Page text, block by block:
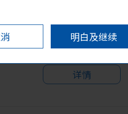
明白及继续
详情